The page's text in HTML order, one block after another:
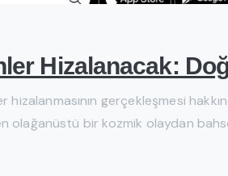
Hizalanacak:
gerçekleşmesi
olağanüstü bir kozmik olaydan